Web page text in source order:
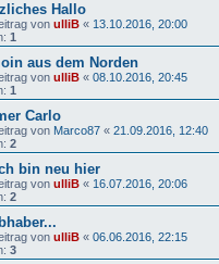
Hallo
von ulliB « 13.10.2016, 20:00
1
aus dem Norden
von ulliB « 08.10.2016, 20:45
1
Carlo
von Marco87 « 21.09.2016, 12:40
2
bin neu hier
von ulliB « 16.07.2016, 20:06
2
von ulliB « 06.06.2016, 22:15
3